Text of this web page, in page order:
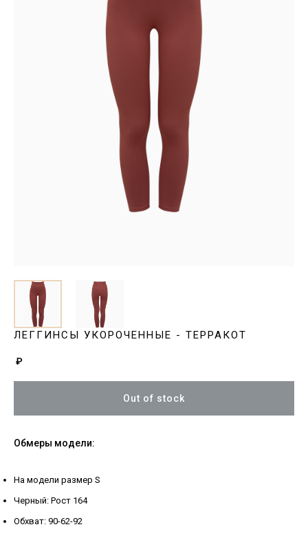
ЛЕГГИНСЫ УКОРОЧЕННЫЕ - ТЕРРАКОТ
₽
Out of stock
Обмеры модели:
На модели размер S
Черный: Рост 164
Обхват: 90-62-92